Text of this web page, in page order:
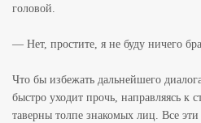
головой.
— Нет, простите, я не буду ничего
Что бы избежать дальнейшего
быстро уходит прочь, направляясь к
таверны толпе знакомых лиц. Все